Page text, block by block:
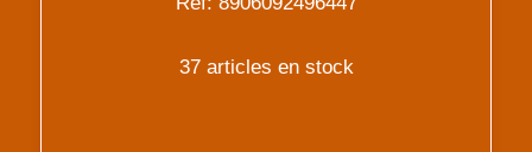
37 articles en stock